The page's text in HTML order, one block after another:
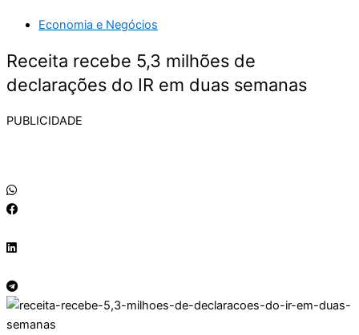
Economia e Negócios
Receita recebe 5,3 milhões de
declarações do IR em duas semanas
PUBLICIDADE